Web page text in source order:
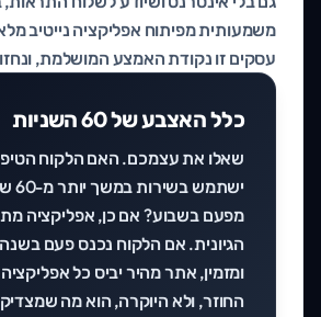
משמעותית מפיתוח אפליקציה נייטיב
עסקים זו נקודת האמצע המושלמת,
כלל האצבע של 60 השניות
שאלו את עצמכם. האם הלקוח
מפעם בשבוע? אם כן, אפליקציה
הגיונית. אם הלקוח נכנס פעם
ומזמין, אתר מהיר יביס כל
החוזר, ולא היוקרה, הוא מה